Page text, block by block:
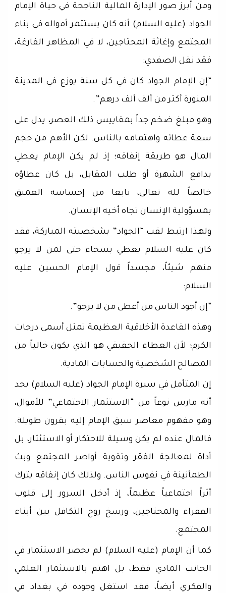
ومن أبرز صور الإدارة المالية الناجحة في حياة الإمام
الجواد (عليه السلام) أنه كان يستثمر أمواله في بناء
المجتمع وإغاثة المحتاجين، لا في المظاهر الفارغة،
فقد نقل الصفدي:
“إن الإمام الجواد كان في كل سنة يوزع في المدينة
المنورة أكثر من ألف ألف درهم”.
وهو مبلغ ضخم جداً بمقاييس ذلك العصر، يدل على
سعة عطائه واهتمامه بالناس. لكن الأهم من حجم
المال هو طريقة إنفاقه؛ إذ لم يكن الإمام يعطي
بدافع الشهرة أو طلب المقابل، بل كان عطاؤه
خالصاً لله تعالى، نابعا من إحساسه العميق
بمسؤولية الإنسان تجاه أخيه الإنسان.
ولهذا ارتبط لقب “الجواد” بشخصيته المباركة، فقد
كان عليه السلام يعطي بسخاء حتى لمن لا يرجو
منهم شيئاً، مجسداً قول الإمام الحسين عليه
السلام:
“إن أجود الناس من أعطى من لا يرجو”.
وهذه القاعدة الأخلاقية العظيمة تمثل أسمى درجات
الكرم؛ لأن العطاء الحقيقي هو الذي يكون خالياً من
المصالح الشخصية والحسابات المادية.
إن المتأمل في سيرة الإمام الجواد (عليه السلام) يجد
أنه مارس نوعاً من “الاستثمار الاجتماعي” للأموال،
وهو مفهوم معاصر سبق الإمام إليه بقرون طويلة.
فالمال عنده لم يكن وسيلة للاحتكار أو الاستئثار، بل
أداة لمعالجة الفقر وتقوية أواصر المجتمع وبث
الطمأنينة في نفوس الناس. ولذلك كان إنفاقه يترك
أثراً اجتماعياً عظيماً، إذ أدخل السرور إلى قلوب
الفقراء والمحتاجين، ورسخ روح التكافل بين أبناء
المجتمع.
كما أن الإمام (عليه السلام) لم يحصر الاستثمار في
الجانب المادي فقط، بل اهتم بالاستثمار العلمي
والفكري أيضاً، فقد استغل وجوده في بغداد في